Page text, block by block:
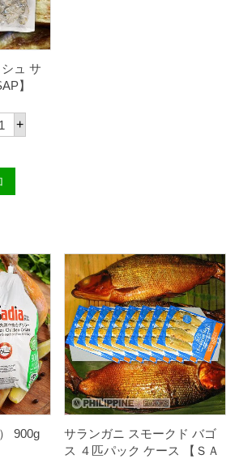
ュ サ
】
+
900g
サランガニ スモークド バゴ
ス ４匹パック ケース 【ＳＡ